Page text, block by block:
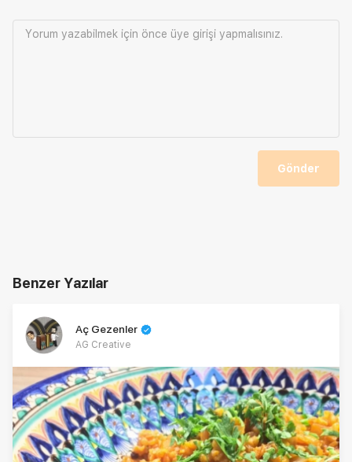
Yorum yazabilmek için önce üye girişi yapmalısınız.
Gönder
Benzer Yazılar
Aç Gezenler
AG Creative